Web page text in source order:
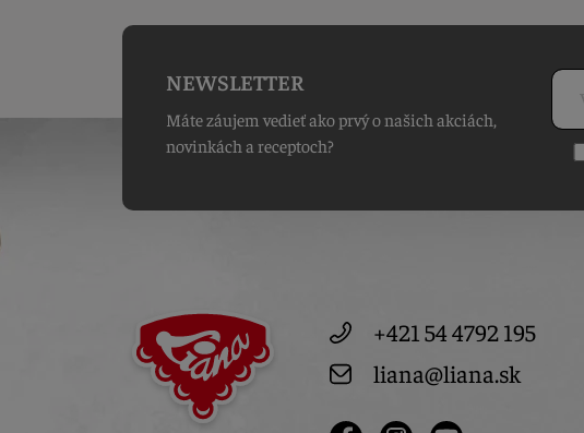
NEWSLETTER
Máte záujem vedieť ako prvý o našich akciách,
novinkách a receptoch?
+421 54 4792 195
liana@liana.sk